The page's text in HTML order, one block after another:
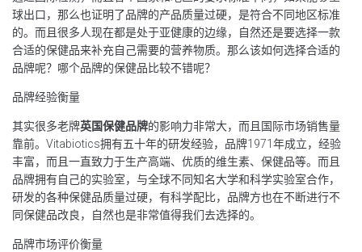
球出口，那么也证明了品牌的产品质量过硬，是符合不同地区标准
的。而且很多人现在都是处于亚健康的边缘，自然还是要选择一款
合适的保健品来补充自己需要的营养物质。那么该如何选择合适的
品牌呢？哪个品牌的保健品比较不错呢？
品牌经验衡量
其实很多老牌英国保健品牌的影响力非常大，而且国际市场销售量
靠前。Vitabiotics拥有五十年的研发经验，品牌1971年成立，经验
丰富，而且一直致力于生产高端、优质的维生素、保健品等。而且
品牌拥有自己的实验室，与全球不同知名大学和科学实验室合作，
研发的各种保健品质量过硬，有科学配比，品牌方也在不断进行不
同保健品改良，自然也是非常值得我们去选择的。
品牌市场评价衡量